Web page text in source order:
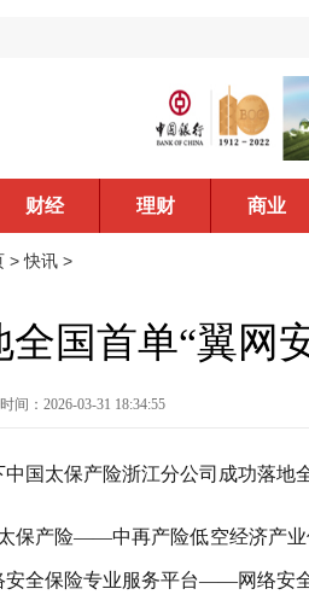
财经 理财 商业
>快讯 >
国首单“翼网
间：2026-03-31 18:34:55
国太保产险浙江分公司成功落地
保产险——中再产险低空经济产
安全保险专业服务平台——网络安